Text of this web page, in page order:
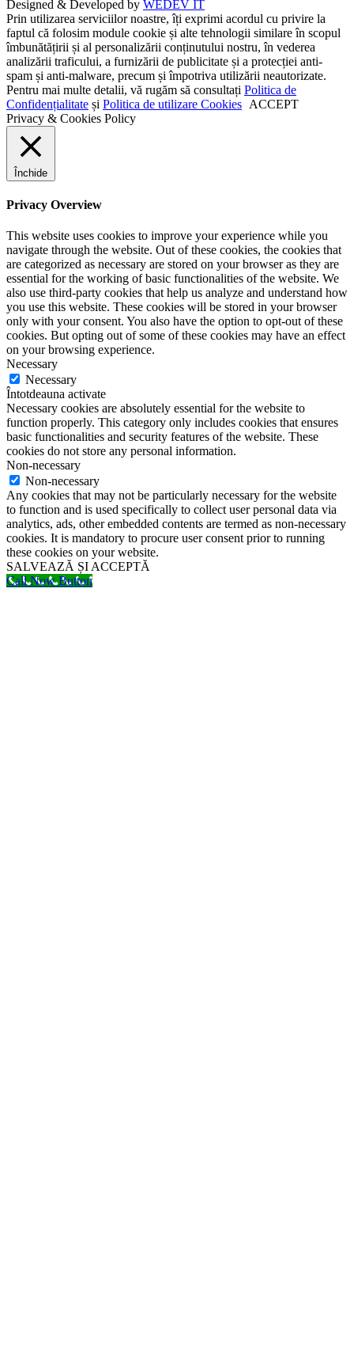
Designed & Developed by WEDEV IT
Prin utilizarea serviciilor noastre, îți exprimi acordul cu privire la
faptul că folosim module cookie și alte tehnologii similare în scopul
îmbunătățirii și al personalizării conținutului nostru, în vederea
analizării traficului, a furnizării de publicitate și a protecției anti-
spam și anti-malware, precum și împotriva utilizării neautorizate.
Pentru mai multe detalii, vă rugăm să consultați Politica de
Confidențialitate și Politica de utilizare Cookies ACCEPT
Privacy & Cookies Policy
Închide
Privacy Overview
This website uses cookies to improve your experience while you
navigate through the website. Out of these cookies, the cookies that
are categorized as necessary are stored on your browser as they are
essential for the working of basic functionalities of the website. We
also use third-party cookies that help us analyze and understand how
you use this website. These cookies will be stored in your browser
only with your consent. You also have the option to opt-out of these
cookies. But opting out of some of these cookies may have an effect
on your browsing experience.
Necessary
Necessary
Întotdeauna activate
Necessary cookies are absolutely essential for the website to
function properly. This category only includes cookies that ensures
basic functionalities and security features of the website. These
cookies do not store any personal information.
Non-necessary
Non-necessary
Any cookies that may not be particularly necessary for the website
to function and is used specifically to collect user personal data via
analytics, ads, other embedded contents are termed as non-necessary
cookies. It is mandatory to procure user consent prior to running
these cookies on your website.
SALVEAZĂ ȘI ACCEPTĂ
Call Now Button